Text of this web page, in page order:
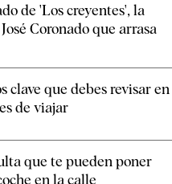
de 'Los creyentes', la
Coronado que arrasa
clave que debes revisar en
de viajar
que te pueden poner
en la calle